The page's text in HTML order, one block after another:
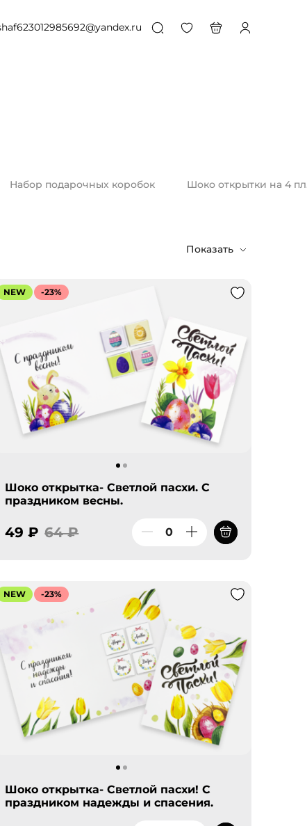
Набор подарочных коробок Шоко открытки на 4
Показать
NEW -23%
Шоко открытка- Светлой пасхи. С
праздником весны.
49 ₽ 64 ₽
NEW -23%
Шоко открытка- Светлой пасхи! С
праздником надежды и спасения.